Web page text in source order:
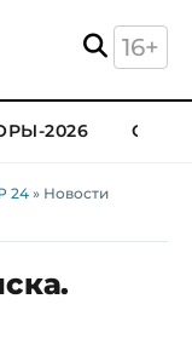
16+
2026
24» Новости